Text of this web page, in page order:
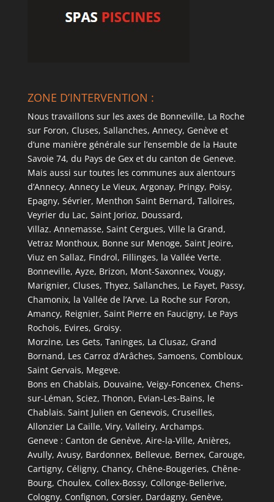
ZONE D’INTERVENTION :
Nous travaillons sur les axes de Bonneville, La Roche
sur Foron, Cluses, Sallanches, Annecy, Genève et
d’une manière générale sur l’ensemble de la Haute
Savoie 74, du Pays de Gex et du canton de Geneve.
Mais aussi sur toutes les communes aux alentours
d’Annecy, Annecy Le Vieux, Argonay, Pringy, Poisy,
Epagny, Sévrier, Menthon Saint Bernard, Talloires,
Veyrier du Lac, Saint Jorioz, Doussard,
Villaz. Annemasse, Saint Cergues, Ville la Grand,
Vetraz Monthoux, Bonne sur Menoge, Saint Jeoire,
Viuz en Sallaz, Findrol, Fillinges, la Vallée Verte.
Bonneville, Ayze, Brizon, Mont-Saxonnex, Vougy,
Marignier, Cluses, Thyez, Sallanches, Le Fayet, Passy,
Chamonix, la Vallée de l’Arve. La Roche sur Foron,
Amancy, Reignier, Saint Pierre en Faucigny, Le Pays
Rochois, Evires, Groisy.
Morzine, Les Gets, Taninges, La Clusaz, Grand
Bornand, Les Carroz d’Arâches, Samoens, Combloux,
Saint Gervais, Megeve.
Bons en Chablais, Douvaine, Veigy-Foncenex, Chens-
sur-Léman, Sciez, Thonon, Evian-Les-Bains, le
Chablais. Saint Julien en Genevois, Cruseilles,
Allonzier La Caille, Viry, Valleiry, Archamps.
Geneve : Canton de Genève, Aire-la-Ville, Anières,
Avully, Avusy, Bardonnex, Bellevue, Bernex, Carouge,
Cartigny, Céligny, Chancy, Chêne-Bougeries, Chêne-
Bourg, Choulex, Collex-Bossy, Collonge-Bellerive,
Cologny, Confignon, Corsier, Dardagny, Genève,